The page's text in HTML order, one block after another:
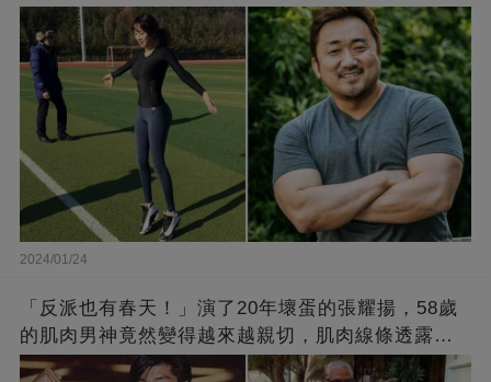
2024/01/24
「反派也有春天！」演了20年壞蛋的張耀揚，58歲
的肌肉男神竟然變得越來越親切，肌肉線條透露了
他的秘密！